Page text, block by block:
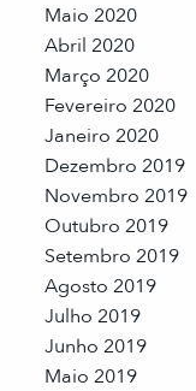
Maio 2020
Abril 2020
Março 2020
Fevereiro 2020
Janeiro 2020
Dezembro 2019
Novembro 2019
Outubro 2019
Setembro 2019
Agosto 2019
Julho 2019
Junho 2019
Maio 2019